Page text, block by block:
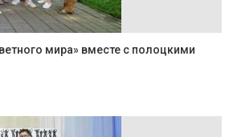
мира» вместе с полоцкими